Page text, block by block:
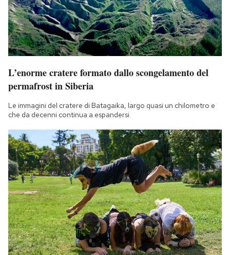
L’enorme cratere formato dallo scongelamento del
permafrost in Siberia
Le immagini del cratere di Batagaika, largo quasi un chilometro e
che da decenni continua a espandersi